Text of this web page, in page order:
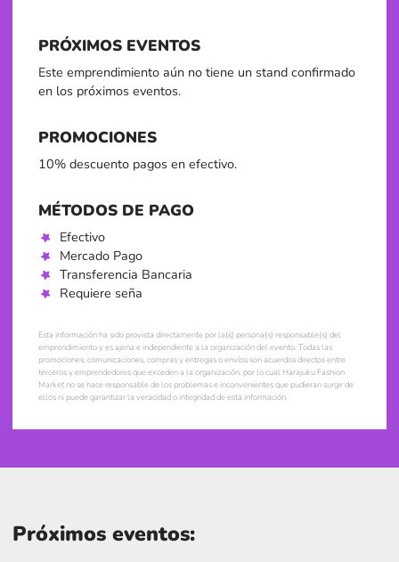
PRÓXIMOS EVENTOS
Este emprendimiento aún no tiene un stand confirmado
en los próximos eventos.
PROMOCIONES
10% descuento pagos en efectivo.
MÉTODOS DE PAGO
Efectivo
Mercado Pago
Transferencia Bancaria
Requiere seña
Esta información ha sido provista directamente por la(s) persona(s) responsable(s) del
emprendimiento y es ajena e independiente a la organización del evento. Todas las
promociones, comunicaciones, compras y entregas o envíos son acuerdos directos entre
terceros y emprendedores que exceden a la organización, por lo cual Harajuku Fashion
Market no se hace responsable de los problemas e inconvenientes que pudieran surgir de
ellos ni puede garantizar la veracidad o integridad de esta información.
Próximos eventos: